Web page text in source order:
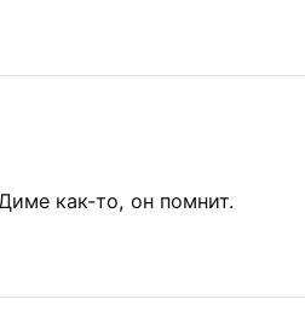
как-то, он помнит.